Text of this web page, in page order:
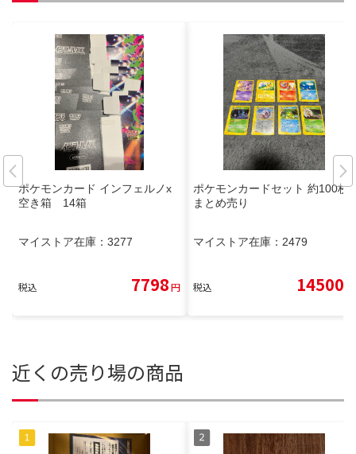
ポケモンカード インフェルノx
空き箱 14箱
マイストア在庫： 3277
税込 7798円
ポケモンカードセット 約100枚
まとめ売り
マイストア在庫： 2479
税込 14500
近くの売り場の商品